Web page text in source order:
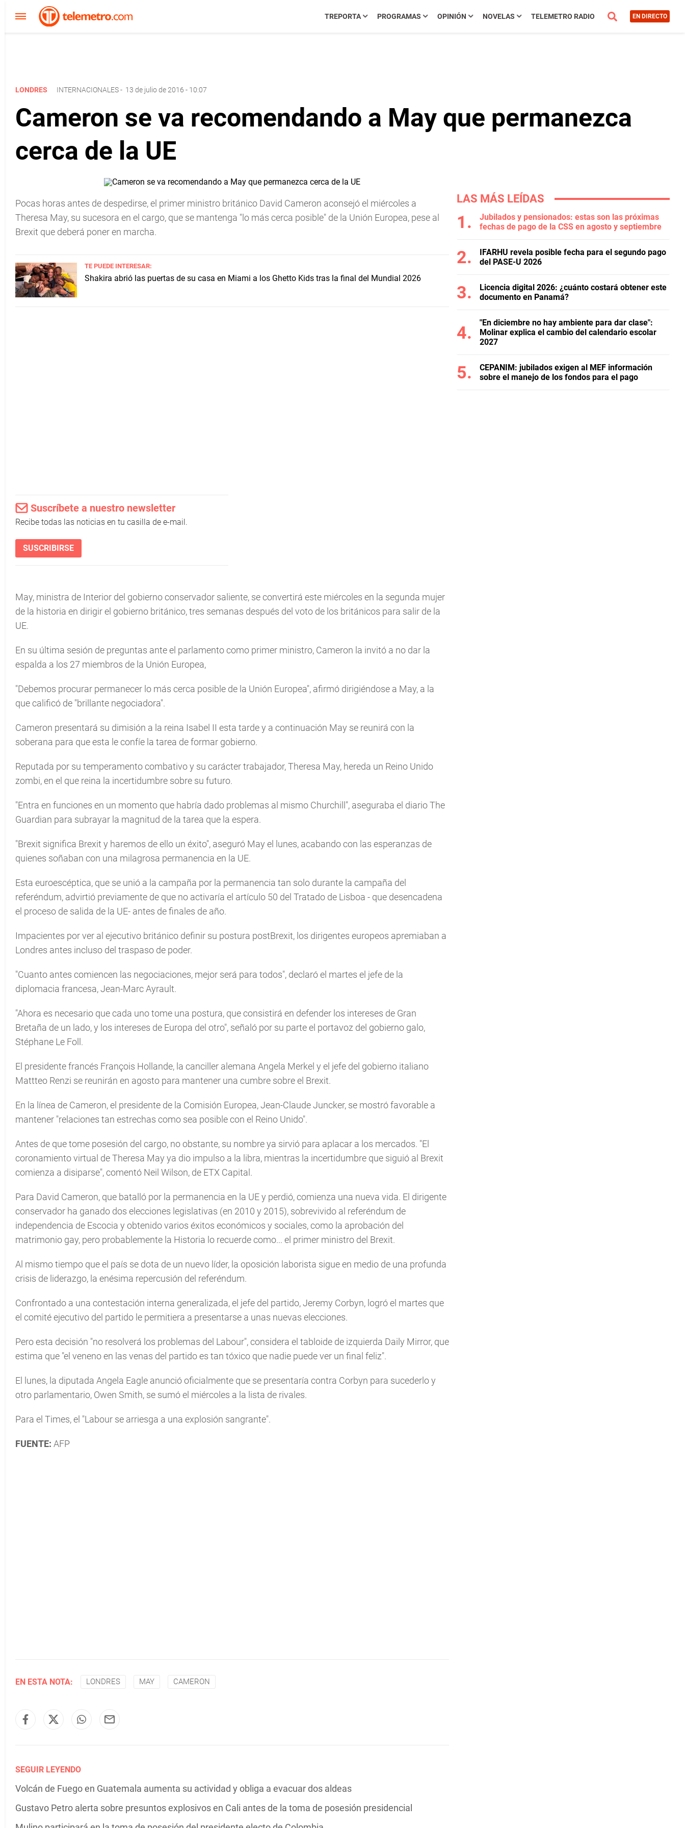
TREPORTA PROGRAMAS OPINIÓN NOVELAS TELEMETRO RADIO EN DIRECTO
LONDRES INTERNACIONALES- 13 de julio de 2016 - 10:07
Cameron se va recomendando a May que permanezca
cerca de la UE
Pocas horas antes de despedirse, el primer ministro británico David Cameron aconsejó el miércoles a
Theresa May, su sucesora en el cargo, que se mantenga "lo más cerca posible" de la Unión Europea, pese al
Brexit que deberá poner en marcha.
TE PUEDE INTERESAR:
Shakira abrió las puertas de su casa en Miami a los Ghetto Kids tras la final del Mundial 2026
Suscríbete a nuestro newsletter
Recibe todas las noticias en tu casilla de e-mail.
SUSCRIBIRSE
May, ministra de Interior del gobierno conservador saliente, se convertirá este miércoles en la segunda mujer
de la historia en dirigir el gobierno británico, tres semanas después del voto de los británicos para salir de la
UE.
En su última sesión de preguntas ante el parlamento como primer ministro, Cameron la invitó a no dar la
espalda a los 27 miembros de la Unión Europea,
"Debemos procurar permanecer lo más cerca posible de la Unión Europea", afirmó dirigiéndose a May, a la
que calificó de "brillante negociadora".
Cameron presentará su dimisión a la reina Isabel II esta tarde y a continuación May se reunirá con la
soberana para que esta le confíe la tarea de formar gobierno.
Reputada por su temperamento combativo y su carácter trabajador, Theresa May, hereda un Reino Unido
zombi, en el que reina la incertidumbre sobre su futuro.
"Entra en funciones en un momento que habría dado problemas al mismo Churchill", aseguraba el diario The
Guardian para subrayar la magnitud de la tarea que la espera.
"Brexit significa Brexit y haremos de ello un éxito", aseguró May el lunes, acabando con las esperanzas de
quienes soñaban con una milagrosa permanencia en la UE.
Esta euroescéptica, que se unió a la campaña por la permanencia tan solo durante la campaña del
referéndum, advirtió previamente de que no activaría el artículo 50 del Tratado de Lisboa - que desencadena
el proceso de salida de la UE- antes de finales de año.
Impacientes por ver al ejecutivo británico definir su postura postBrexit, los dirigentes europeos apremiaban a
Londres antes incluso del traspaso de poder.
"Cuanto antes comiencen las negociaciones, mejor será para todos", declaró el martes el jefe de la
diplomacia francesa, Jean-Marc Ayrault.
"Ahora es necesario que cada uno tome una postura, que consistirá en defender los intereses de Gran
Bretaña de un lado, y los intereses de Europa del otro", señaló por su parte el portavoz del gobierno galo,
Stéphane Le Foll.
El presidente francés François Hollande, la canciller alemana Angela Merkel y el jefe del gobierno italiano
Mattteo Renzi se reunirán en agosto para mantener una cumbre sobre el Brexit.
En la línea de Cameron, el presidente de la Comisión Europea, Jean-Claude Juncker, se mostró favorable a
mantener "relaciones tan estrechas como sea posible con el Reino Unido".
Antes de que tome posesión del cargo, no obstante, su nombre ya sirvió para aplacar a los mercados. "El
coronamiento virtual de Theresa May ya dio impulso a la libra, mientras la incertidumbre que siguió al Brexit
comienza a disiparse", comentó Neil Wilson, de ETX Capital.
Para David Cameron, que batalló por la permanencia en la UE y perdió, comienza una nueva vida. El dirigente
conservador ha ganado dos elecciones legislativas (en 2010 y 2015), sobrevivido al referéndum de
independencia de Escocia y obtenido varios éxitos económicos y sociales, como la aprobación del
matrimonio gay, pero probablemente la Historia lo recuerde como... el primer ministro del Brexit.
Al mismo tiempo que el país se dota de un nuevo líder, la oposición laborista sigue en medio de una profunda
crisis de liderazgo, la enésima repercusión del referéndum.
Confrontado a una contestación interna generalizada, el jefe del partido, Jeremy Corbyn, logró el martes que
el comité ejecutivo del partido le permitiera a presentarse a unas nuevas elecciones.
Pero esta decisión "no resolverá los problemas del Labour", considera el tabloide de izquierda Daily Mirror, que
estima que "el veneno en las venas del partido es tan tóxico que nadie puede ver un final feliz".
El lunes, la diputada Angela Eagle anunció oficialmente que se presentaría contra Corbyn para sucederlo y
otro parlamentario, Owen Smith, se sumó el miércoles a la lista de rivales.
Para el Times, el "Labour se arriesga a una explosión sangrante".
FUENTE: AFP
EN ESTA NOTA: LONDRES MAY CAMERON
SEGUIR LEYENDO
Volcán de Fuego en Guatemala aumenta su actividad y obliga a evacuar dos aldeas
Gustavo Petro alerta sobre presuntos explosivos en Cali antes de la toma de posesión presidencial
LAS MÁS LEÍDAS
Jubilados y pensionados: estas son las próximas
fechas de pago de la CSS en agosto y septiembre
IFARHU revela posible fecha para el segundo pago
del PASE-U 2026
Licencia digital 2026: ¿cuánto costará obtener este
documento en Panamá?
"En diciembre no hay ambiente para dar clase":
Molinar explica el cambio del calendario escolar
2027
CEPANIM: jubilados exigen al MEF información
sobre el manejo de los fondos para el pago